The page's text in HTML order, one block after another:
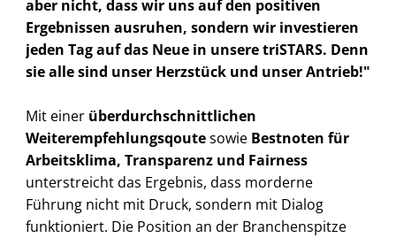
aber nicht, dass wir uns auf den positiven
Ergebnissen ausruhen, sondern wir investieren
jeden Tag auf das Neue in unsere triSTARS. Denn
sie alle sind unser Herzstück und unser Antrieb!"
Mit einer überdurchschnittlichen
WeiterempfehlungsqoutesowieBestnoten für
Arbeitsklima, Transparenz und Fairness
unterstreicht das Ergebnis, dass morderne
Führung nicht mit Druck, sondern mit Dialog
funktioniert. Die Position an der Branchenspitze